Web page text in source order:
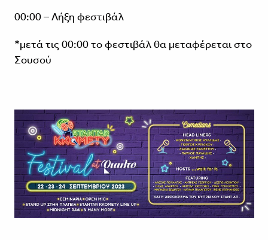
00:00 – Λήξη φεστιβάλ
*μετά τις 00:00 το φεστιβάλ θα μεταφέρεται στο
Σουσού